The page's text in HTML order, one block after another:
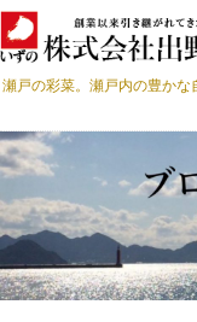
瀬戸の彩菜。瀬戸内の豊か